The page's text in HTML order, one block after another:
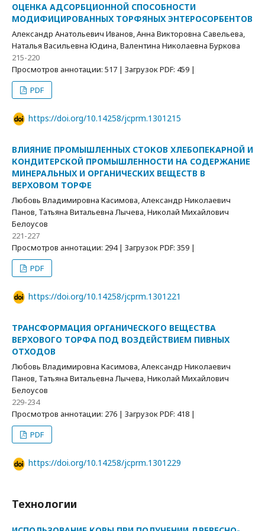
ОЦЕНКА АДСОРБЦИОННОЙ СПОСОБНОСТИ
МОДИФИЦИРОВАННЫХ ТОРФЯНЫХ ЭНТЕРОСОРБЕНТОВ
Александр Анатольевич Иванов, Анна Викторовна Савельева,
Наталья Васильевна Юдина, Валентина Николаевна Буркова
215-220
Просмотров аннотации: 517 | Загрузок PDF: 459 |
PDF
https://doi.org/10.14258/jcprm.1301215
ВЛИЯНИЕ ПРОМЫШЛЕННЫХ СТОКОВ ХЛЕБОПЕКАРНОЙ И
КОНДИТЕРСКОЙ ПРОМЫШЛЕННОСТИ НА СОДЕРЖАНИЕ
МИНЕРАЛЬНЫХ И ОРГАНИЧЕСКИХ ВЕЩЕСТВ В
ВЕРХОВОМ ТОРФЕ
Любовь Владимировна Касимова, Александр Николаевич
Панов, Татьяна Витальевна Лычева, Николай Михайлович
Белоусов
221-227
Просмотров аннотации: 294 | Загрузок PDF: 359 |
PDF
https://doi.org/10.14258/jcprm.1301221
ТРАНСФОРМАЦИЯ ОРГАНИЧЕСКОГО ВЕЩЕСТВА
ВЕРХОВОГО ТОРФА ПОД ВОЗДЕЙСТВИЕМ ПИВНЫХ
ОТХОДОВ
Любовь Владимировна Касимова, Александр Николаевич
Панов, Татьяна Витальевна Лычева, Николай Михайлович
Белоусов
229-234
Просмотров аннотации: 276 | Загрузок PDF: 418 |
PDF
https://doi.org/10.14258/jcprm.1301229
Технологии